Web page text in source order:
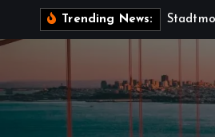
t
Trending News: Stad t mo